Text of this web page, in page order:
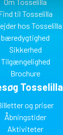
Om Tosselilla
til Tosselilla
hos Tosselilla
bæredygtighed
Sikkerhed
Tilgængelighed
Brochure
Tosselilla
og priser
Åbningstider
Aktiviteter